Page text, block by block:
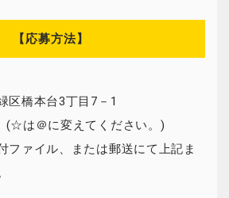
【応募方法】
区橋本台3丁目7－1
は＠に変えてください。)
ファイル、または郵送にて上記ま